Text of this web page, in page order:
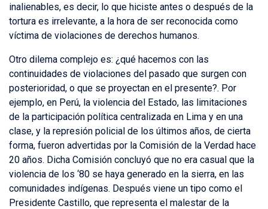
inalienables, es decir, lo que hiciste antes o después de la
tortura es irrelevante, a la hora de ser reconocida como
víctima de violaciones de derechos humanos.
Otro dilema complejo es: ¿qué hacemos con las
continuidades de violaciones del pasado que surgen con
posterioridad, o que se proyectan en el presente?. Por
ejemplo, en Perú, la violencia del Estado, las limitaciones
de la participación política centralizada en Lima y en una
clase, y la represión policial de los últimos años, de cierta
forma, fueron advertidas por la Comisión de la Verdad hace
20 años. Dicha Comisión concluyó que no era casual que la
violencia de los ‘80 se haya generado en la sierra, en las
comunidades indígenas. Después viene un tipo como el
Presidente Castillo, que representa el malestar de la